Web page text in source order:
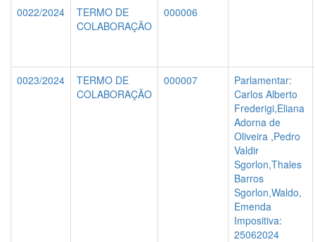
0022/2024
TERMO DE
COLABORAÇÃO
000006
0023/2024
TERMO DE
COLABORAÇÃO
000007
Parlamentar:
Carlos Alberto
Frederigi,Eliana
Adorna de
Oliveira ,Pedro
Valdir
Sgorlon,Thales
Barros
Sgorlon,Waldo,
Emenda
Impositiva:
25062024